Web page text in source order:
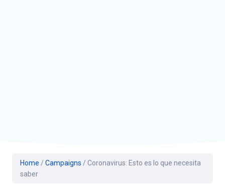
Home / Campaigns / Coronavirus: Esto es lo que necesita
saber